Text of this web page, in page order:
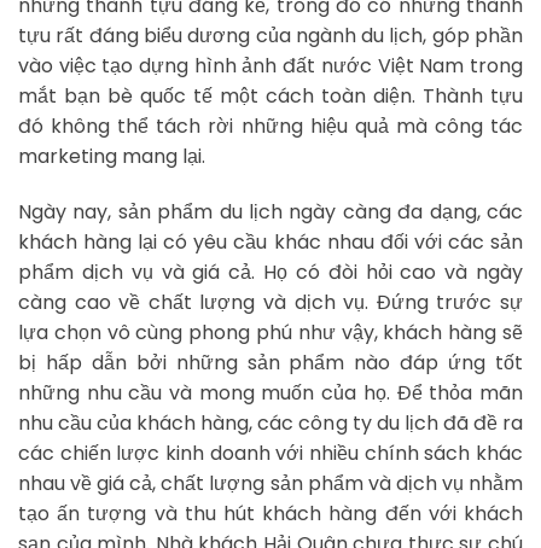
tựu rất đáng biểu dương của ngành du lịch, góp phần
vào việc tạo dựng hình ảnh đất nước Việt Nam trong
mắt bạn bè quốc tế một cách toàn diện. Thành tựu
đó không thể tách rời những hiệu quả mà công tác
marketing mang lại.
Ngày nay, sản phẩm du lịch ngày càng đa dạng, các
khách hàng lại có yêu cầu khác nhau đối với các sản
phẩm dịch vụ và giá cả. Họ có đòi hỏi cao và ngày
càng cao về chất lượng và dịch vụ. Đứng trước sự
lựa chọn vô cùng phong phú như vậy, khách hàng sẽ
bị hấp dẫn bởi những sản phẩm nào đáp ứng tốt
những nhu cầu và mong muốn của họ. Để thỏa mãn
nhu cầu của khách hàng, các công ty du lịch đã đề ra
các chiến lược kinh doanh với nhiều chính sách khác
nhau về giá cả, chất lượng sản phẩm và dịch vụ nhằm
tạo ấn tượng và thu hút khách hàng đến với khách